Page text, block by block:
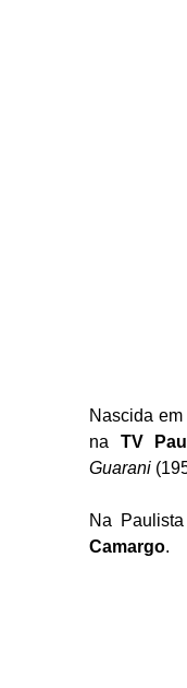
Nascida
na TV
Guarani
Na
Camargo.